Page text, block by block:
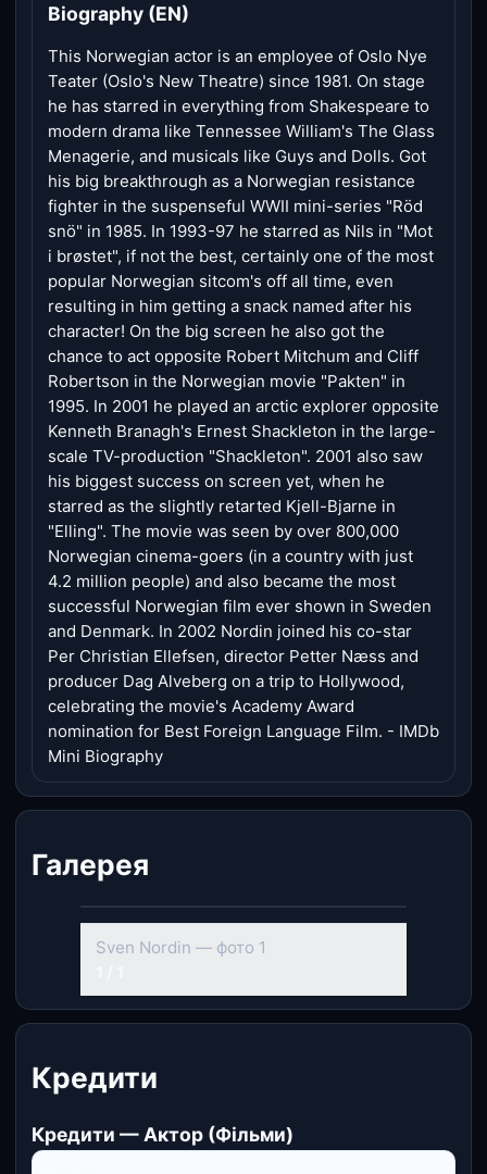
Biography (EN)
This Norwegian actor is an employee of Oslo Nye
Teater (Oslo's New Theatre) since 1981. On stage
he has starred in everything from Shakespeare to
modern drama like Tennessee William's The Glass
Menagerie, and musicals like Guys and Dolls. Got
his big breakthrough as a Norwegian resistance
fighter in the suspenseful WWII mini-series "Röd
snö" in 1985. In 1993-97 he starred as Nils in "Mot
i brøstet", if not the best, certainly one of the most
popular Norwegian sitcom's off all time, even
resulting in him getting a snack named after his
character! On the big screen he also got the
chance to act opposite Robert Mitchum and Cliff
Robertson in the Norwegian movie "Pakten" in
1995. In 2001 he played an arctic explorer opposite
Kenneth Branagh's Ernest Shackleton in the large-
scale TV-production "Shackleton". 2001 also saw
his biggest success on screen yet, when he
starred as the slightly retarted Kjell-Bjarne in
"Elling". The movie was seen by over 800,000
Norwegian cinema-goers (in a country with just
4.2 million people) and also became the most
successful Norwegian film ever shown in Sweden
and Denmark. In 2002 Nordin joined his co-star
Per Christian Ellefsen, director Petter Næss and
producer Dag Alveberg on a trip to Hollywood,
celebrating the movie's Academy Award
nomination for Best Foreign Language Film. - IMDb
Mini Biography
Галерея
Sven Nordin — фото 1
Кредити
Кредити — Актор (Фільми)